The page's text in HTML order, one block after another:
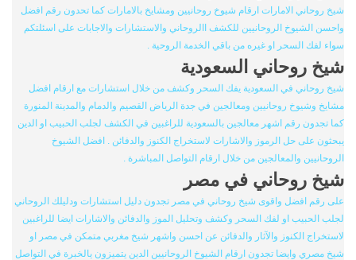
شيخ روحاني الامارات ارقام شيوخ روحانيين ومشايخ بالامارات كما تحدون رقم افضل
واحسن الشيوخ الروحانيين للكشف االروحاني والاستشارات والاجابات على اسئلتكم
سواء لفك السحر او غيره من باقي الخدمة الروحية .
شيخ روحاني السعودية
شيخ روحاني في السعودية يفك السحر وكشف من خلال استشارات مع ارقام افضل
مشايخ وشيوخ روحانيين ومعالجين في جدة الرياض القصيم والدمام والمدينة المنورة
كما تجدون رقم اشهر معالجين بالسعودية للراغبين في الكشف لجلب الحبيب او الدين
يبحثون على حل الرموز والاشارات لاستخراج الكنوز والدفائن . افضل الشيوخ
الروحانيين والمعالجين من خلال ارقام التواصل المباشرة .
شيخ روحاني في مصر
على رقم افضل واقوى شيخ روحاني في مصر تجدون دليل استشارات ودليلك الروحاني
لجلب الحبيب او لفك السحر وكشف وتحليل الموز والدفائن والاشارات ايضا للراغبين
لاستخراج الكنوز والآثار والدفائن عن احسن واشهر شيخ مغربي متمكن في مصر او
شيخ مصري وايضا تجدون ارقام الشيوخ الروحانيين الدين يتميزون يالخبرة في التواصل